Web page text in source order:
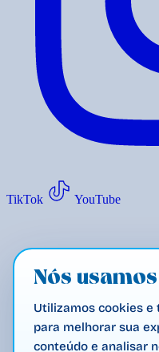
TikTok YouTube
Nós
Utilizamos cookies
para melhorar sua
conteúdo e analisar